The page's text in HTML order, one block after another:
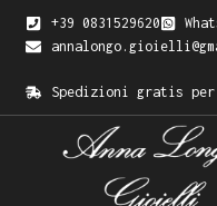
+39 0831529620
Spedizioni gratis